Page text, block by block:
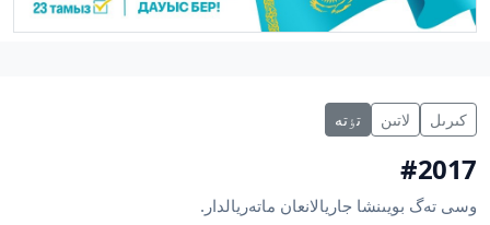
كىرىل لاتىن تٶتە
#2017
وسى تەگ بويىنشا جاريالانعان ماتەريالدار.